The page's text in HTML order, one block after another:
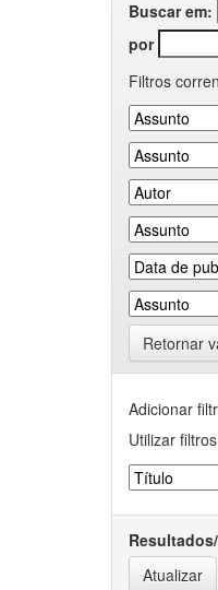
Buscar em:
por
Filtros
Retornar
Adicionar
Utilizar